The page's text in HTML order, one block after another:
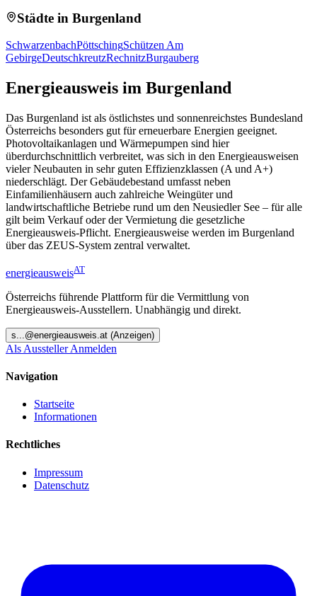
Städte in Burgenland
SchwarzenbachPöttschingSchützen Am
GebirgeDeutschkreutzRechnitzBurgauberg
Energieausweis im Burgenland
Das Burgenland ist als östlichstes und sonnenreichstes Bundesland
Österreichs besonders gut für erneuerbare Energien geeignet.
Photovoltaikanlagen und Wärmepumpen sind hier
überdurchschnittlich verbreitet, was sich in den Energieausweisen
vieler Neubauten in sehr guten Effizienzklassen (A und A+)
niederschlägt. Der Gebäudebestand umfasst neben
Einfamilienhäusern auch zahlreiche Weingüter und
landwirtschaftliche Betriebe rund um den Neusiedler See – für alle
gilt beim Verkauf oder der Vermietung die gesetzliche
Energieausweis-Pflicht. Energieausweise werden im Burgenland
über das ZEUS-System zentral verwaltet.
energieausweisAT
Österreichs führende Plattform für die Vermittlung von
Energieausweis-Ausstellern. Unabhängig und direkt.
s ...@energieausweis.at (Anzeigen)
Als Aussteller Anmelden
Navigation
Startseite
Informationen
Rechtliches
Impressum
Datenschutz